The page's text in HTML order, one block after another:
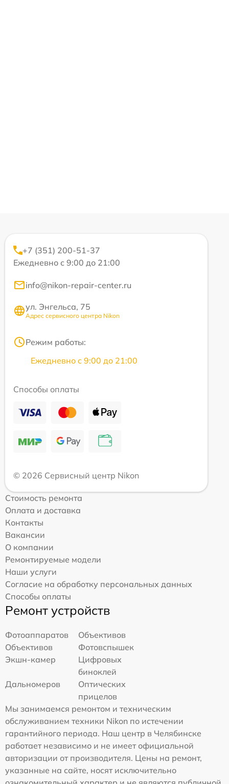
+7 (351) 200-51-37
Ежедневно с 9:00 до 21:00
info@nikon-repair-center.ru
ул. Энгельса, 75
Адрес сервисного центра Nikon
Режим работы:
Ежедневно с 9:00 до 21:00
Способы оплаты
© 2026 Сервисный центр Nikon
Стоимость ремонта
Оплата и доставка
Контакты
Вакансии
О компании
Ремонтируемые модели
Наши услуги
Согласие на обработку персональных данных
Способы оплаты
Ремонт устройств
Фотоаппаратов
Объективов
Объективов
Фотовспышек
Экшн-камер
Цифровых
биноклей
Дальномеров
Оптических
прицелов
Мы занимаемся ремонтом и техническим
обслуживанием техники Nikon по истечении
гарантийного периода. Наш центр в Челябинске
работает независимо и не имеет официальной
авторизации от производителя. Цены на ремонт,
указанные на сайте, носят исключительно